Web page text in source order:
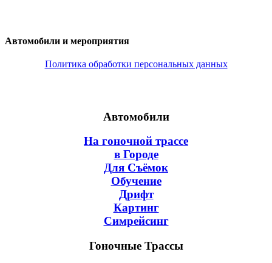
Автомобили и мероприятия
Политика обработки персональных данных
Автомобили
На гоночной трассе
в Городе
Для Съёмок
Обучение
Дрифт
Картинг
Симрейсинг
Гоночные Трассы